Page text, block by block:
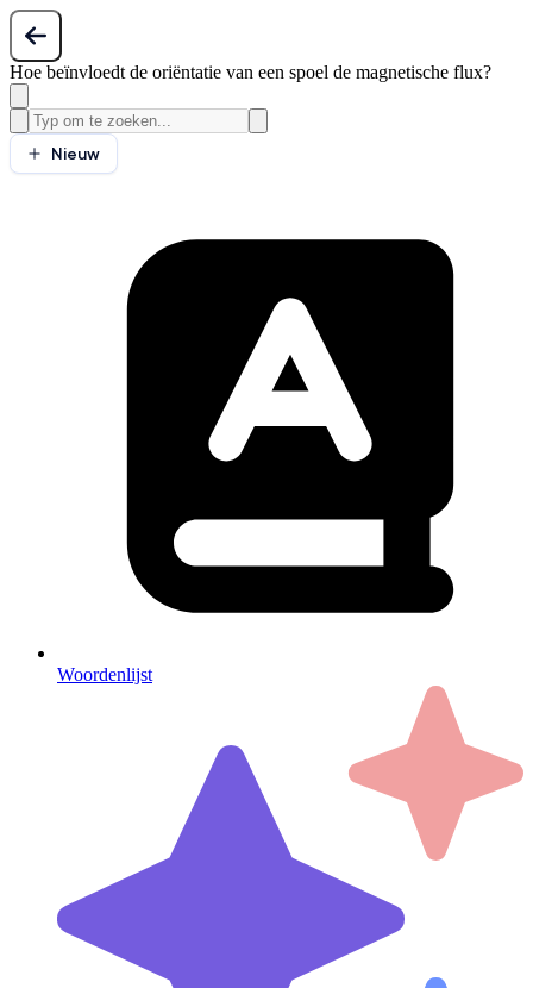
Hoe beïnvloedt de oriëntatie van een spoel de magnetische flux?
Nieuw
Woordenlijst